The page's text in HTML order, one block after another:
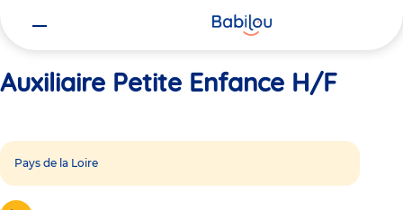
Auxiliaire Petite Enfance H/F
Pays de la Loire